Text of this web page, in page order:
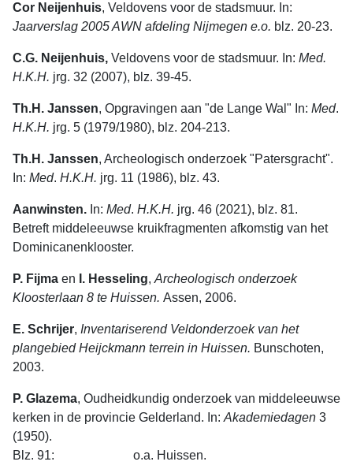
Cor Neijenhuis, Veldovens voor de stadsmuur. In:
Jaarverslag 2005 AWN afdeling Nijmegen e.o. blz. 20-23.
C.G. Neijenhuis, Veldovens voor de stadsmuur. In: Med.
H.K.H. jrg. 32 (2007), blz. 39-45.
Th.H. Janssen, Opgravingen aan "de Lange Wal" In: Med.
H.K.H. jrg. 5 (1979/1980), blz. 204-213.
Th.H. Janssen, Archeologisch onderzoek "Patersgracht".
In: Med. H.K.H. jrg. 11 (1986), blz. 43.
Aanwinsten. In: Med. H.K.H. jrg. 46 (2021), blz. 81.
Betreft middeleeuwse kruikfragmenten afkomstig van het
Dominicanenklooster.
P. Fijma en I. Hesseling, Archeologisch onderzoek
Kloosterlaan 8 te Huissen. Assen, 2006.
E. Schrijer, Inventariserend Veldonderzoek van het
plangebied Heijckmann terrein in Huissen. Bunschoten,
2003.
P. Glazema, Oudheidkundig onderzoek van middeleeuwse
kerken in de provincie Gelderland. In: Akademiedagen 3
(1950).
Blz. 91: o.a. Huissen.